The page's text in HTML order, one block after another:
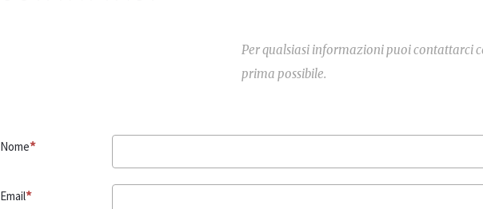
Per qualsiasi informazioni puoi contattarci
prima possibile.
Nome
Email